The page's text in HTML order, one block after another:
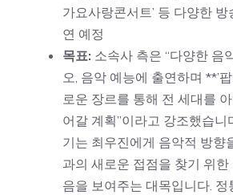
가요사랑콘서트’ 등 다양한
연 예정
목표: 소속사 측은 “다양한 음
오, 음악 예능에 출연하며 **’
로운 장르를 통해 전 세대를
어갈 계획”이라고 강조했습니
기는 최우진에게 음악적 방향
과의 새로운 접점을 찾기 위
음을 보여주는 대목입니다. 정